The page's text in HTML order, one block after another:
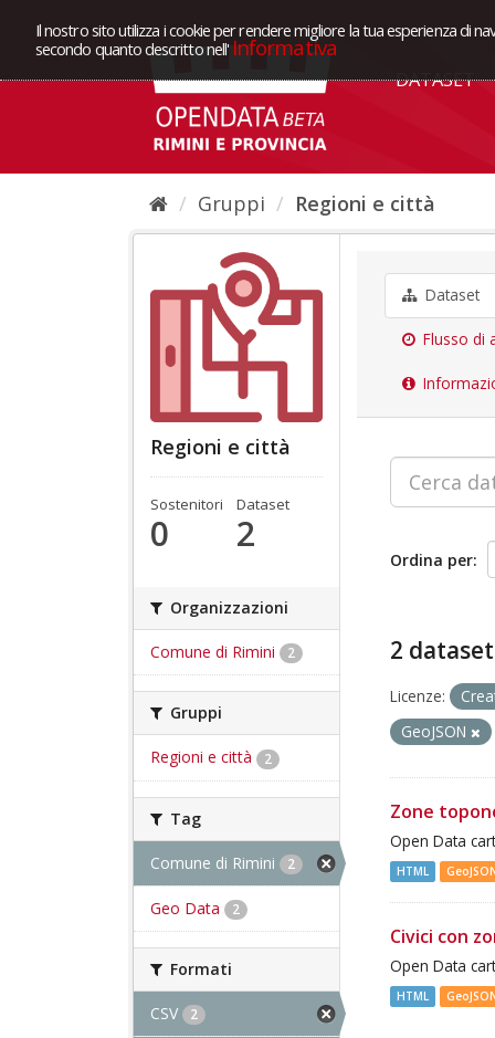
Il nostro sito utilizza i cookie per rendere migliore la tua esperienza di
secondo quanto descritto nell' Informativa
DATASET
Gruppi Regioni e città
Regioni e città
Sostenitori
0
Dataset
2
Organizzazioni
Comune di Rimini 2
Gruppi
Regioni e città 2
Tag
Comune di Rimini 2
Geo Data 2
Formati
CSV 2
Dataset
Flusso di
Ordina per
2
Licenze:
GeoJSON
Zone
Open Data
HTML
Civici con
Open Data
HTML